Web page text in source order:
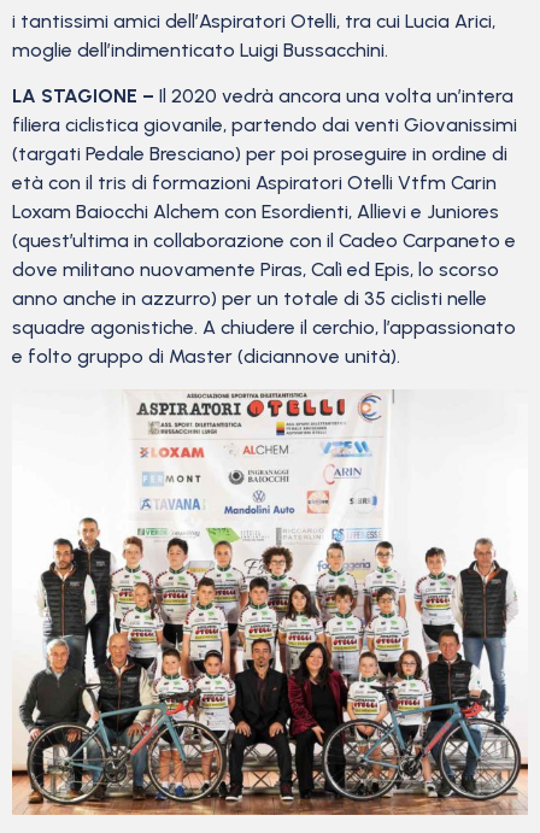
i tantissimi amici dell’Aspiratori Otelli, tra cui Lucia Arici,
moglie dell’indimenticato Luigi Bussacchini.
LA STAGIONE – Il 2020 vedrà ancora una volta un’intera
filiera ciclistica giovanile, partendo dai venti Giovanissimi
(targati Pedale Bresciano) per poi proseguire in ordine di
età con il tris di formazioni Aspiratori Otelli Vtfm Carin
Loxam Baiocchi Alchem con Esordienti, Allievi e Juniores
(quest’ultima in collaborazione con il Cadeo Carpaneto e
dove militano nuovamente Piras, Calì ed Epis, lo scorso
anno anche in azzurro) per un totale di 35 ciclisti nelle
squadre agonistiche. A chiudere il cerchio, l’appassionato
e folto gruppo di Master (diciannove unità).